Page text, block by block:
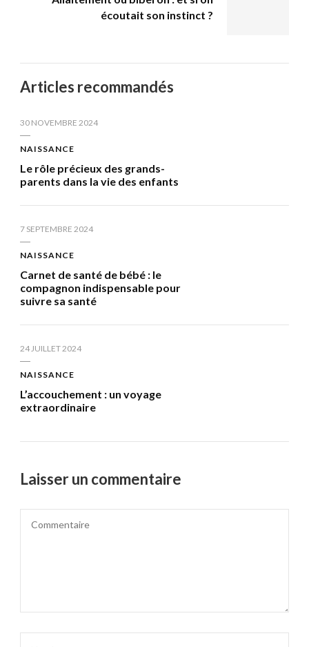
écoutait son instinct ?
Articles recommandés
30 NOVEMBRE 2024
NAISSANCE
Le rôle précieux des grands-
parents dans la vie des enfants
7 SEPTEMBRE 2024
NAISSANCE
Carnet de santé de bébé : le
compagnon indispensable pour
suivre sa santé
24 JUILLET 2024
NAISSANCE
L’accouchement : un voyage
extraordinaire
Laisser un commentaire